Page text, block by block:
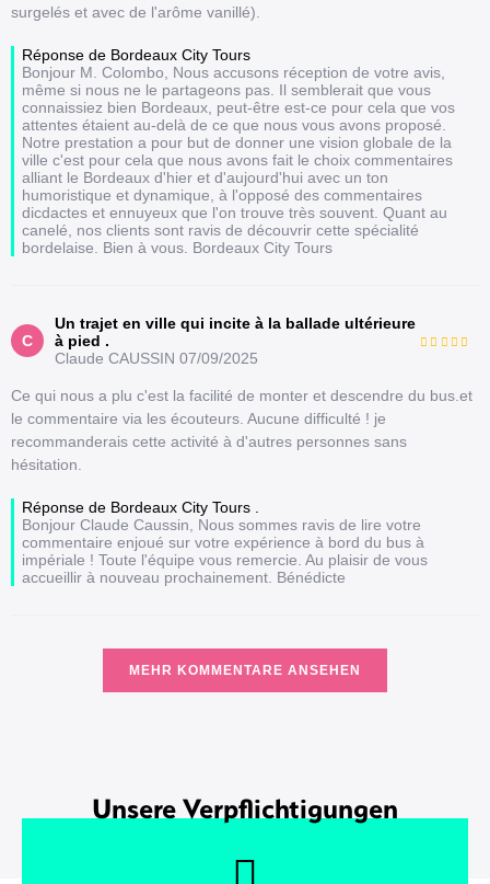
surgelés et avec de l'arôme vanillé).
Réponse de Bordeaux City Tours
Bonjour M. Colombo, Nous accusons réception de votre avis,
même si nous ne le partageons pas. Il semblerait que vous
connaissiez bien Bordeaux, peut-être est-ce pour cela que vos
attentes étaient au-delà de ce que nous vous avons proposé.
Notre prestation a pour but de donner une vision globale de la
ville c'est pour cela que nous avons fait le choix commentaires
alliant le Bordeaux d'hier et d'aujourd'hui avec un ton
humoristique et dynamique, à l'opposé des commentaires
dicdactes et ennuyeux que l'on trouve très souvent. Quant au
canelé, nos clients sont ravis de découvrir cette spécialité
bordelaise. Bien à vous. Bordeaux City Tours
C
Un trajet en ville qui incite à la ballade ultérieure
à pied .
Claude CAUSSIN 07/09/2025
Ce qui nous a plu c'est la facilité de monter et descendre du bus.et
le commentaire via les écouteurs. Aucune difficulté ! je
recommanderais cette activité à d'autres personnes sans
hésitation.
Réponse de Bordeaux City Tours .
Bonjour Claude Caussin, Nous sommes ravis de lire votre
commentaire enjoué sur votre expérience à bord du bus à
impériale ! Toute l'équipe vous remercie. Au plaisir de vous
accueillir à nouveau prochainement. Bénédicte
MEHR KOMMENTARE ANSEHEN
Unsere Verpflichtigungen